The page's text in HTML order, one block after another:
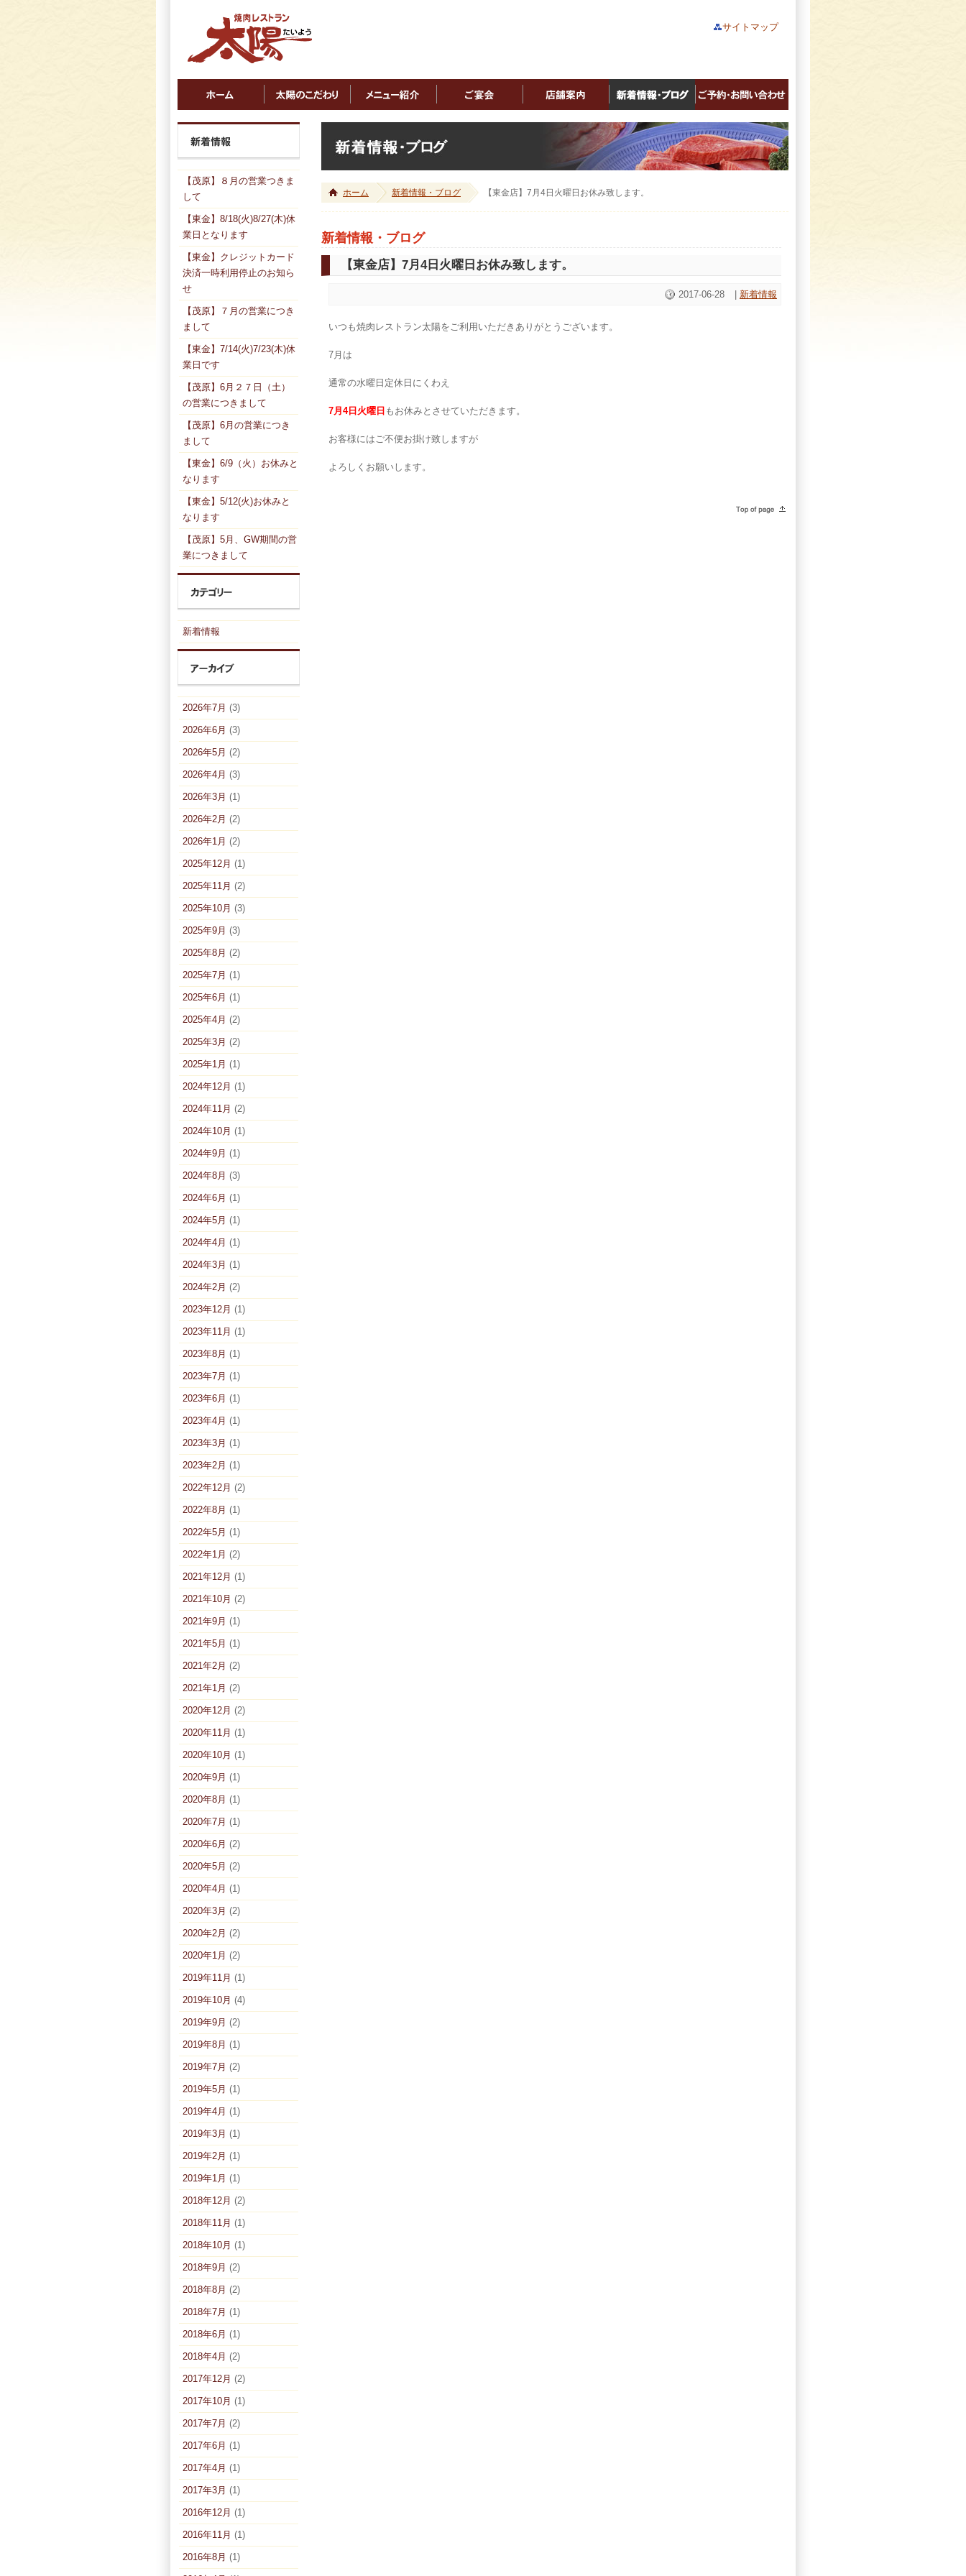
サイトマップ
ホーム 新着情報・ブログ 【東金店】7月4日火曜日お休み致します。
新着情報・ブログ
【東金店】7月4日火曜日お休み致します。
2017-06-28 新着情報
いつも焼肉レストラン太陽をご利用いただきありがとうございます。
7月は
通常の水曜日定休日にくわえ
7月4日火曜日 もお休みとさせていただきます。
お客様にはご不便お掛け致しますが
よろしくお願いします。
【茂原】８月の営業つきま
して
【東金】8/18(火)8/27(木)休
業日となります
【東金】クレジットカード
決済一時利用停止のお知ら
せ
【茂原】７月の営業につき
まして
【東金】7/14(火)7/23(木)休
業日です
【茂原】6月２７日（土）
の営業につきまして
【茂原】6月の営業につき
まして
【東金】6/9（火）お休みと
なります
【東金】5/12(火)お休みと
なります
【茂原】5月、GW期間の営
業につきまして
新着情報
2026年7月 (3)
2026年6月 (3)
2026年5月 (2)
2026年4月 (3)
2026年3月 (1)
2026年2月 (2)
2026年1月 (2)
2025年12月 (1)
2025年11月 (2)
2025年10月 (3)
2025年9月 (3)
2025年8月 (2)
2025年7月 (1)
2025年6月 (1)
2025年4月 (2)
2025年3月 (2)
2025年1月 (1)
2024年12月 (1)
2024年11月 (2)
2024年10月 (1)
2024年9月 (1)
2024年8月 (3)
2024年6月 (1)
2024年5月 (1)
2024年4月 (1)
2024年3月 (1)
2024年2月 (2)
2023年12月 (1)
2023年11月 (1)
2023年8月 (1)
2023年7月 (1)
2023年6月 (1)
2023年4月 (1)
2023年3月 (1)
2023年2月 (1)
2022年12月 (2)
2022年8月 (1)
2022年5月 (1)
2022年1月 (2)
2021年12月 (1)
2021年10月 (2)
2021年9月 (1)
2021年5月 (1)
2021年2月 (2)
2021年1月 (2)
2020年12月 (2)
2020年11月 (1)
2020年10月 (1)
2020年9月 (1)
2020年8月 (1)
2020年7月 (1)
2020年6月 (2)
2020年5月 (2)
2020年4月 (1)
2020年3月 (2)
2020年2月 (2)
2020年1月 (2)
2019年11月 (1)
2019年10月 (4)
2019年9月 (2)
2019年8月 (1)
2019年7月 (2)
2019年5月 (1)
2019年4月 (1)
2019年3月 (1)
2019年2月 (1)
2019年1月 (1)
2018年12月 (2)
2018年11月 (1)
2018年10月 (1)
2018年9月 (2)
2018年8月 (2)
2018年7月 (1)
2018年6月 (1)
2018年4月 (2)
2017年12月 (2)
2017年10月 (1)
2017年7月 (2)
2017年6月 (1)
2017年4月 (1)
2017年3月 (1)
2016年12月 (1)
2016年11月 (1)
2016年8月 (1)